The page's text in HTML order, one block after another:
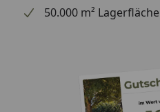
Traufbretter montiert
Schrauben für die
nicht im Lieferumfang
50.000 m² Lagerfläche